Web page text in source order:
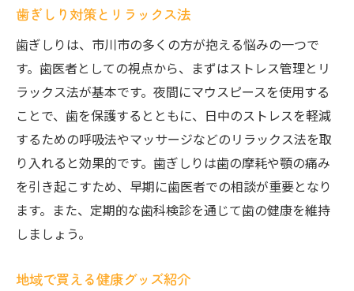
歯ぎしり対策とリラックス法
歯ぎしりは、市川市の多くの方が抱える悩みの一つで
す。歯医者としての視点から、まずはストレス管理とリ
ラックス法が基本です。夜間にマウスピースを使用する
ことで、歯を保護するとともに、日中のストレスを軽減
するための呼吸法やマッサージなどのリラックス法を取
り入れると効果的です。歯ぎしりは歯の摩耗や顎の痛み
を引き起こすため、早期に歯医者での相談が重要となり
ます。また、定期的な歯科検診を通じて歯の健康を維持
しましょう。
地域で買える健康グッズ紹介